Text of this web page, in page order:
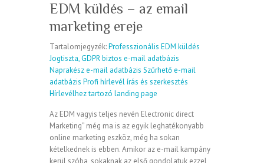
EDM küldés – az email
marketing ereje
Tartalomjegyzék:Professzionális EDM küldés
Jogtiszta, GDPR biztos e-mail adatbázis
Naprakész e-mail adatbázis Szűrhető e-mail
adatbázis Profi hírlevél írás és szerkesztés
Hírlevélhez tartozó landing page
Az EDM vagyis teljes nevén Electronic direct
Marketing” még ma is az egyik leghatékonyabb
online marketing eszköz, még ha sokan
kételkednek is ebben. Amikor az e-mail kampány
kerül szóba, sokaknak az első gondolatuk ezzel